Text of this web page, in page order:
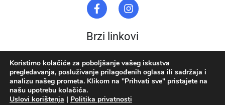
Brzi linkovi
Stomatološka oprema
Zubna tehnika
Akcija
O nama
Uslovi korištenja
Koristimo kolačiće za poboljšanje vašeg iskustva
pregledavanja, posluživanje prilagođenih oglasa ili sadržaja i
analizu našeg prometa. Klikom na "Prihvati sve" pristajete na
našu upotrebu kolačića.
Uslovi korištenja | Politika privatnosti